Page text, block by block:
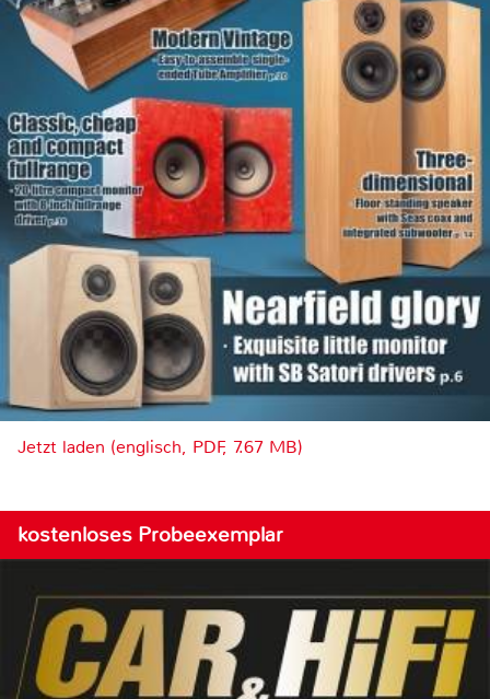
Jetzt laden (englisch, PDF, 7.67 MB)
kostenloses Probeexemplar